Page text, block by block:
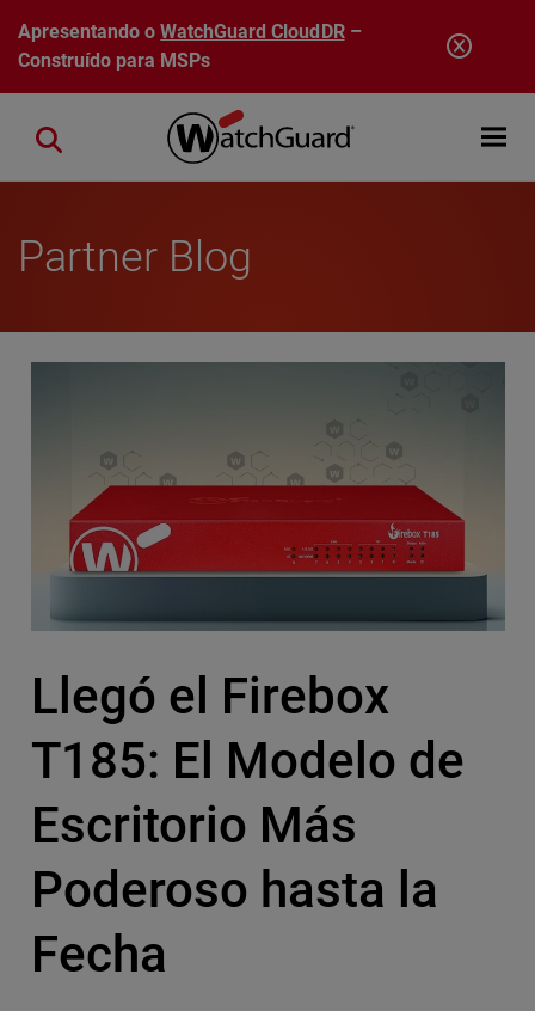
Pular para o conteúdo principal
Apresentando oWatchGuard CloudDR–
Construído para MSPs
Open
Close search
Partner Blog
Llegó el Firebox
T185: El Modelo de
Escritorio Más
Poderoso hasta la
Fecha